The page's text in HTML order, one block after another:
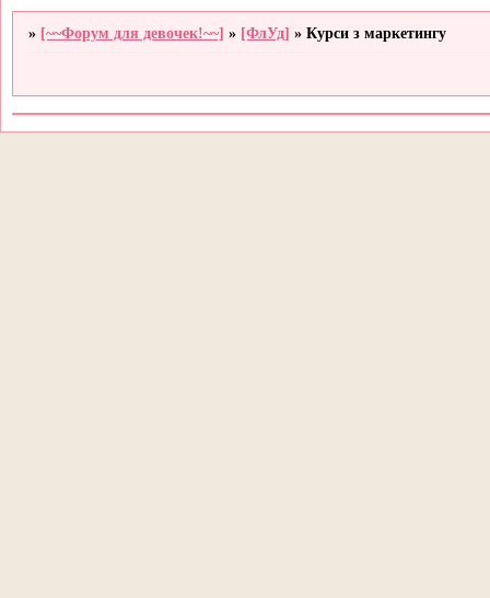
» [~~Форум для девочек!~~] » [ФлУд] »Курси з маркетингу